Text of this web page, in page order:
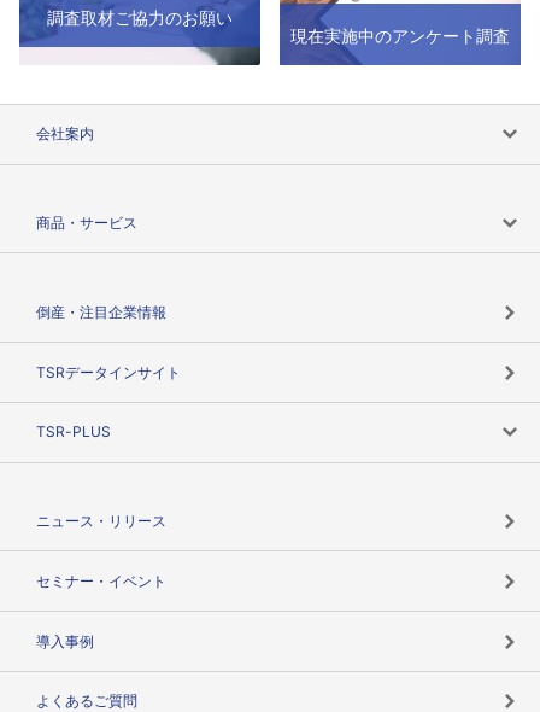
調査取材ご協力のお願い
現在実施中のアンケート調査
会社案内
商品・サービス
倒産・注目企業情報
TSRデータインサイト
TSR-PLUS
ニュース・リリース
セミナー・イベント
導入事例
よくあるご質問